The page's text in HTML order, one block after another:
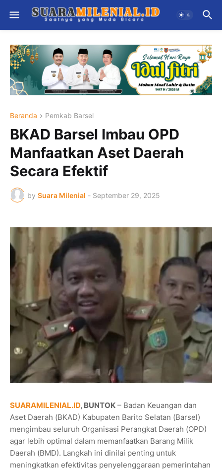
Beranda Pemkab Barsel
BKAD Barsel Imbau OPD
Manfaatkan Aset Daerah
Secara Efektif
by Suara Milenial - September 29, 2025
SUARAMILENIAL.ID, BUNTOK – Badan Keuangan dan
Aset Daerah (BKAD) Kabupaten Barito Selatan (Barsel)
mengimbau seluruh Organisasi Perangkat Daerah (OPD)
agar lebih optimal dalam memanfaatkan Barang Milik
Daerah (BMD). Langkah ini dinilai penting untuk
meningkatkan efektivitas penyelenggaraan pemerintahan